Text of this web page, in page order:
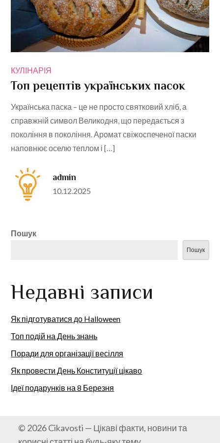
КУЛІНАРІЯ
Топ рецептів українських пасок
Українська паска – це не просто святковий хліб, а
справжній символ Великодня, що передається з
покоління в покоління. Аромат свіжоспеченої паски
наповнює оселю теплом і […]
admin
Posted
10.12.2025
Пошук
Пошук
Недавні записи
Як підготуватися до Halloween
Топ подій на День знань
Поради для організації весілля
Як провести День Конституції цікаво
Ідеї подарунків на 8 Березня
© 2026 Cikavosti — Цікаві факти, новини та